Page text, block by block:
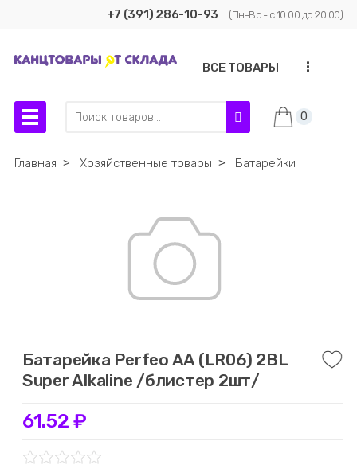
+7 (391) 286-10-93 (Пн-Вс - с 10:00 до 20:00)
ВСЕ ТОВАРЫ ...
0
Главная ˃ Хозяйственные товары ˃ Батарейки
Батарейка Perfeo AA (LR06) 2BL
Super Alkaline /блистер 2шт/
61.52 ₽